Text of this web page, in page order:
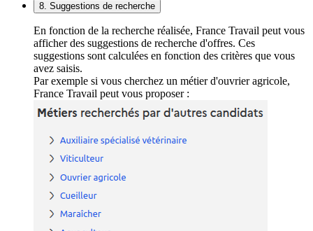
8. Suggestions de recherche
En fonction de la recherche réalisée, France Travail peut vous
afficher des suggestions de recherche d'offres. Ces
suggestions sont calculées en fonction des critères que vous
avez saisis.
Par exemple si vous cherchez un métier d'ouvrier agricole,
France Travail peut vous proposer :